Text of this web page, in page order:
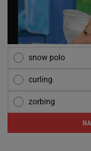
snow polo
curling
zorbing